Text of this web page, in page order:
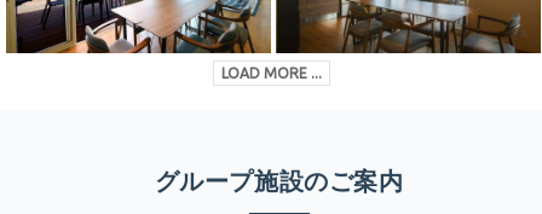
LOAD MORE ...
グループ施設のご案内